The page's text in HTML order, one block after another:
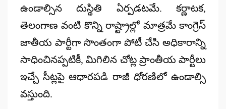
ఉండాల్సిన దుస్థితి ఏర్పడటమే. కర్ణాటక,
తెలంగాణ వంటి కొన్ని రాష్ట్రాల్లో మాత్రమే కాంగ్రెస్
జాతీయ పార్టీగా సొంతంగా పోటీ చేసి అధికారాన్ని
సాధించినప్పటికీ, మిగిలిన చోట్ల ప్రాంతీయ పార్టీలు
ఇచ్చే సీట్లపై ఆధారపడి రాజీ ధోరణిలో ఉండాల్సి
వస్తుంది.